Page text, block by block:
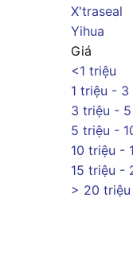
X'traseal
Yihua
Giá
<1 triệu
1 triệu - 3
3 triệu -
5 triệu -
10 triệu -
15 triệu -
> 20 triệu